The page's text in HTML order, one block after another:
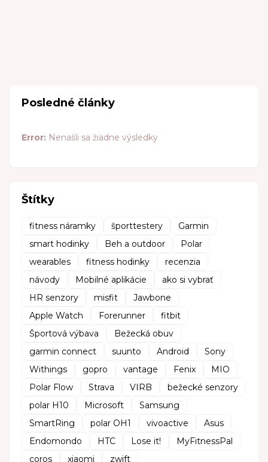
Posledné články
Error: Nenašli sa žiadne výsledky
Štítky
fitness náramky športtestery
Garmin
smart hodinky
Beh a outdoor
Polar
wearables
fitness hodinky
recenzia
návody
Mobilné aplikácie
ako si vybrať
HR senzory
misfit
Jawbone
Apple Watch
Forerunner
fitbit
Športová výbava
Bežecká obuv
garmin connect
suunto Android
Sony
Withings
gopro vantage Fenix
MIO
Polar Flow
Strava VIRB
bežecké senzory
polar H10
Microsoft
Samsung
SmartRing
polar OH1 vivoactive
Asus
Endomondo
HTC Lose it!
MyFitnessPal
coros
xiaomi zwift